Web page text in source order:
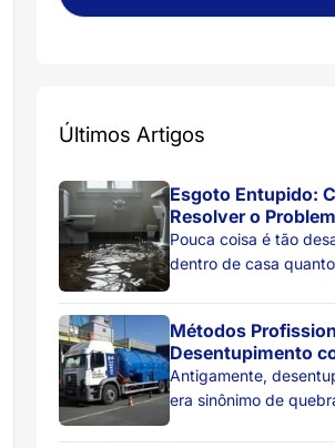
Últimos Artigos
Esgoto Entupido:
Resolver o
Pouca coisa é tão
dentro de casa
a escoar devagar.
bolhas estranhas no
seguida, um cheiro
nada. E quando você
Métodos
Desentupimento
Hidrojateamento
Antigamente,
era sinônimo de